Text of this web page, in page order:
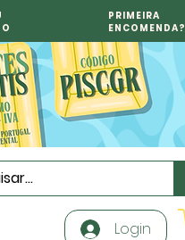
PRIMEIRA
ENCOMENDA?
Login